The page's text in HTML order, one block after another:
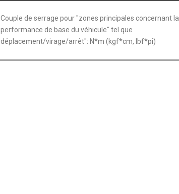
Couple de serrage pour "zones principales concernant la
performance de base du véhicule" tel que
déplacement/virage/arrêt": N*m (kgf*cm, lbf*pi)